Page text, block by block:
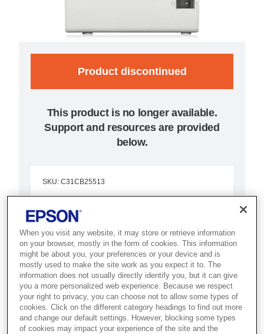
Product discontinued
This product is no longer available.
Support and resources are provided
below.
SKU: C31CB25513
TM-H6000IV (513):
Parallel, w/o PS, ECW
Düşük toplam sahip olma
maliyetine sahip tek bir kompakt
cihazda rakiplerine kıyasla daha
kaliteli gri ton makbuz baskısı, fiş
baskısı ve çek işleme özelliği.
When you visit any website, it may store or retrieve information
on your browser, mostly in the form of cookies. This information
might be about you, your preferences or your device and is
mostly used to make the site work as you expect it to. The
information does not usually directly identify you, but it can give
you a more personalized web experience. Because we respect
your right to privacy, you can choose not to allow some types of
cookies. Click on the different category headings to find out more
and change our default settings. However, blocking some types
of cookies may impact your experience of the site and the